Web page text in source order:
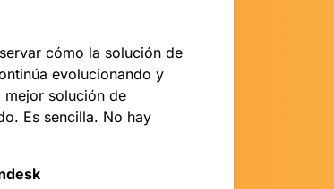
cómo la solución de
evolucionando y
mejor solución de
Es sencilla. No hay